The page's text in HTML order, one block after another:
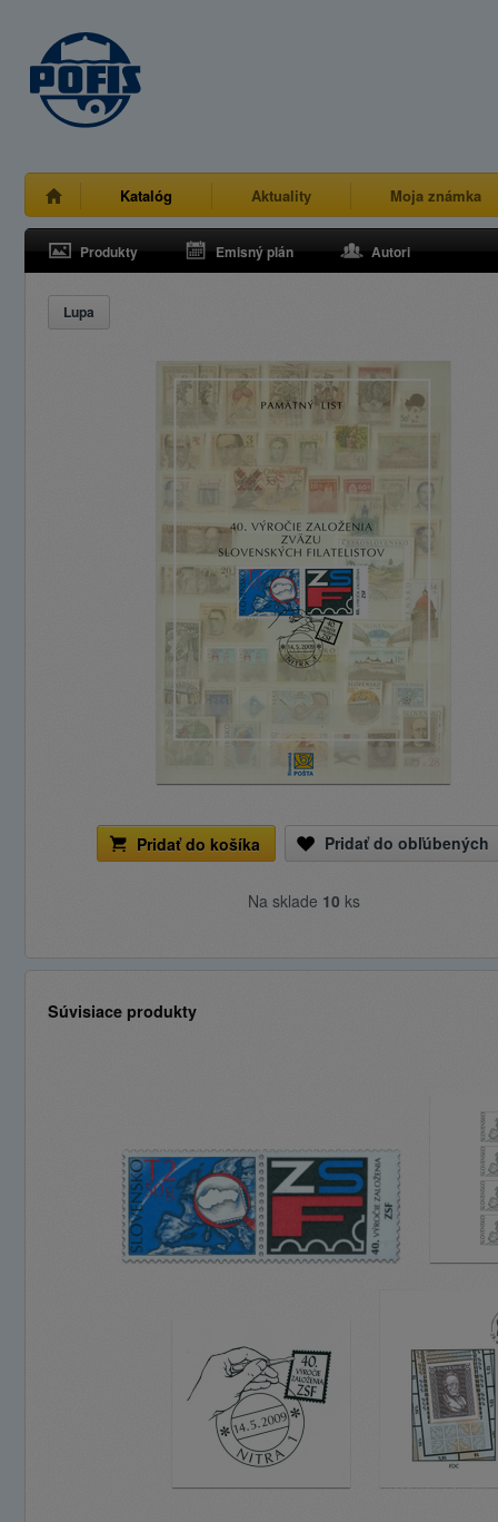
Katalóg Aktuality Moja známka
Produkty Emisný plán Autori
Lupa
Pridať do košíka Pridať do obľúbených
Na sklade 10 ks
Súvisiace produkty